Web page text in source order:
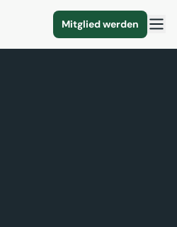
Mitglied werden